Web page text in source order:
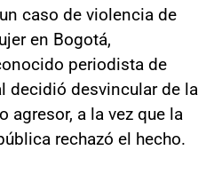
caso de violencia de
en Bogotá,
periodista de
decidió desvincular de la
agresor, a la vez que la
rechazó el hecho.